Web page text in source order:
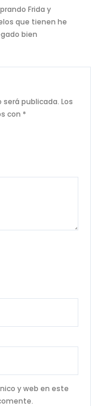
Frida y
que tienen he
bien
será publicada. Los
con *
y web en este